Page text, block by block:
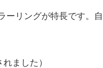
リングが特長です。
ました）